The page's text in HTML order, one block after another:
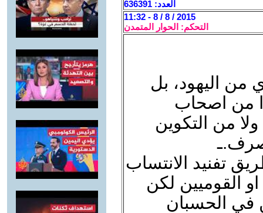
العدد: 636391
2015 / 8 / 8 - 11:32
التحكم: الحوار المتمدن
من اليهود، بل
من اصحاب
من التكوين
تفنيد الانتساب
القوميين لكن
في الحسبان